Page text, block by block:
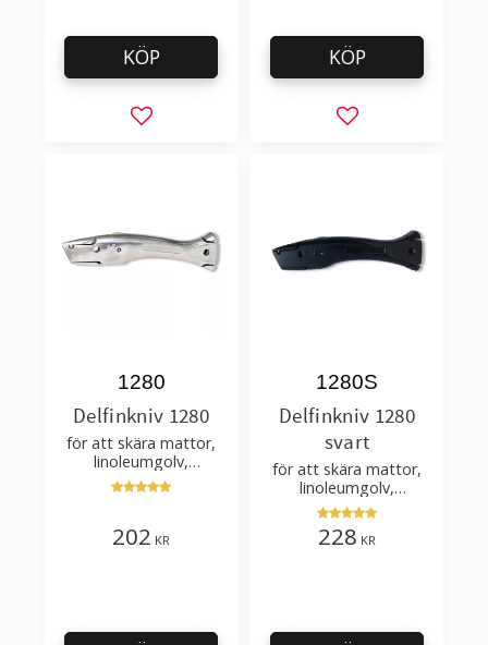
Lägg till i favoriter
KÖP
Lägg till i
KÖP
Delfinkniv 1280
för att skära mattor,
linoleumgolv,
plastmattor – med
hölster
1280
202 KR
Delfinkniv 1280
svart
för att skära mattor,
linoleumgolv,
plastmattor – med
hölster
1280S
228 KR